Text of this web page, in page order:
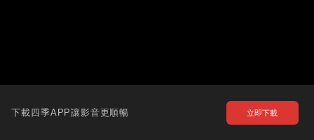
下載四季APP讓影音更順暢 立即下載